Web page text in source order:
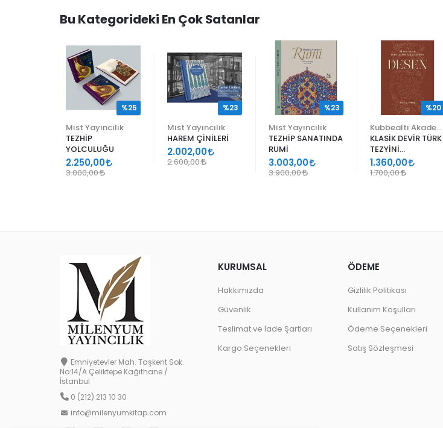
Bu Kategorideki En Çok Satanlar
Mist Yayıncılık
TEZHİP
YOLCULUĞU
2.250,00
3.000,00
%25
Mist Yayıncılık
HAREM ÇİNİLERİ
2.002,00
2.600,00
%23
Mist Yayıncılık
TEZHİP SANATINDA
RUMİ
3.003,00
3.900,00
%23
KLASİK DEVİR TÜRK
TEZYİNİ
SANATLARINDA
DESEN
1.360,00
1.700,00
%20
Emniyetevler Mah. Taşkent Sok.
No:14/A Çeliktepe Kağıthane /
İstanbul
0 (212) 213 10 30
info@milenyumkitap.com
KURUMSAL
Hakkımızda
Güvenlik
Teslimat ve İade Şartları
Kargo Seçenekleri
ÖDEME
Gizlilik Politikası
Kullanım Koşulları
Ödeme Seçenekleri
Satış Sözleşmesi